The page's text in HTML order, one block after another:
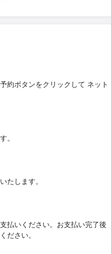
約ボタンをクリックして ネット
。
たします。
払いください。お支払い完了後
ださい。